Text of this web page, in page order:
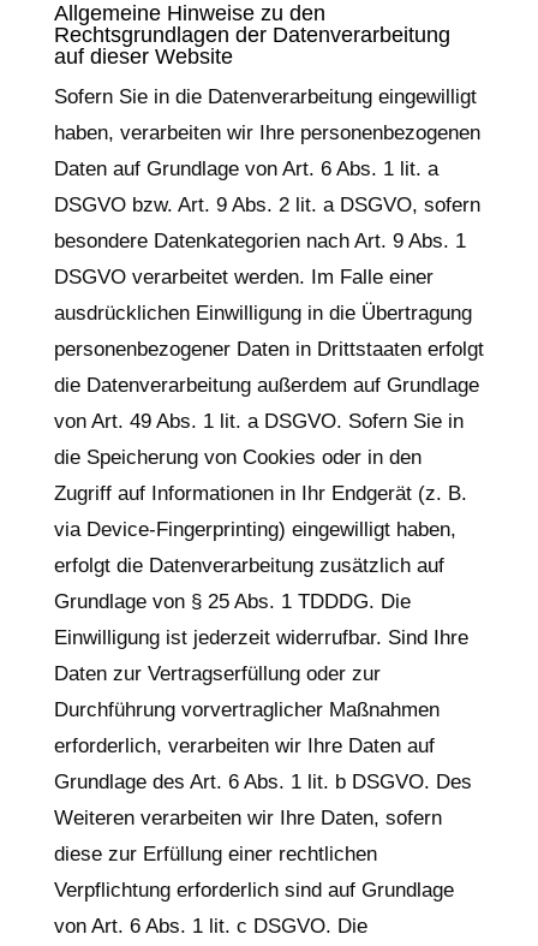
Allgemeine Hinweise zu den
Rechtsgrundlagen der Datenverarbeitung
auf dieser Website
Sofern Sie in die Datenverarbeitung eingewilligt
haben, verarbeiten wir Ihre personenbezogenen
Daten auf Grundlage von Art. 6 Abs. 1 lit. a
DSGVO bzw. Art. 9 Abs. 2 lit. a DSGVO, sofern
besondere Datenkategorien nach Art. 9 Abs. 1
DSGVO verarbeitet werden. Im Falle einer
ausdrücklichen Einwilligung in die Übertragung
personenbezogener Daten in Drittstaaten erfolgt
die Datenverarbeitung außerdem auf Grundlage
von Art. 49 Abs. 1 lit. a DSGVO. Sofern Sie in
die Speicherung von Cookies oder in den
Zugriff auf Informationen in Ihr Endgerät (z. B.
via Device-Fingerprinting) eingewilligt haben,
erfolgt die Datenverarbeitung zusätzlich auf
Grundlage von § 25 Abs. 1 TDDDG. Die
Einwilligung ist jederzeit widerrufbar. Sind Ihre
Daten zur Vertragserfüllung oder zur
Durchführung vorvertraglicher Maßnahmen
erforderlich, verarbeiten wir Ihre Daten auf
Grundlage des Art. 6 Abs. 1 lit. b DSGVO. Des
Weiteren verarbeiten wir Ihre Daten, sofern
diese zur Erfüllung einer rechtlichen
Verpflichtung erforderlich sind auf Grundlage
von Art. 6 Abs. 1 lit. c DSGVO. Die